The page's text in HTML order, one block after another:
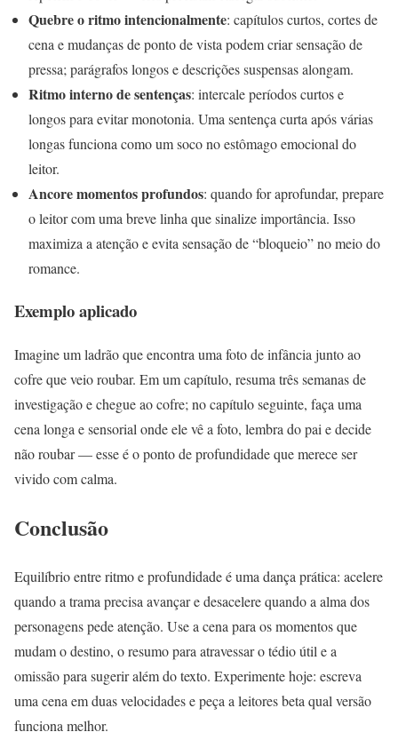
Quebre o ritmo intencionalmente: capítulos curtos, cortes de
cena e mudanças de ponto de vista podem criar sensação de
pressa; parágrafos longos e descrições suspensas alongam.
Ritmo interno de sentenças: intercale períodos curtos e
longos para evitar monotonia. Uma sentença curta após várias
longas funciona como um soco no estômago emocional do
leitor.
Ancore momentos profundos: quando for aprofundar, prepare
o leitor com uma breve linha que sinalize importância. Isso
maximiza a atenção e evita sensação de “bloqueio” no meio do
romance.
Exemplo aplicado
Imagine um ladrão que encontra uma foto de infância junto ao
cofre que veio roubar. Em um capítulo, resuma três semanas de
investigação e chegue ao cofre; no capítulo seguinte, faça uma
cena longa e sensorial onde ele vê a foto, lembra do pai e decide
não roubar — esse é o ponto de profundidade que merece ser
vivido com calma.
Conclusão
Equilíbrio entre ritmo e profundidade é uma dança prática: acelere
quando a trama precisa avançar e desacelere quando a alma dos
personagens pede atenção. Use a cena para os momentos que
mudam o destino, o resumo para atravessar o tédio útil e a
omissão para sugerir além do texto. Experimente hoje: escreva
uma cena em duas velocidades e peça a leitores beta qual versão
funciona melhor.